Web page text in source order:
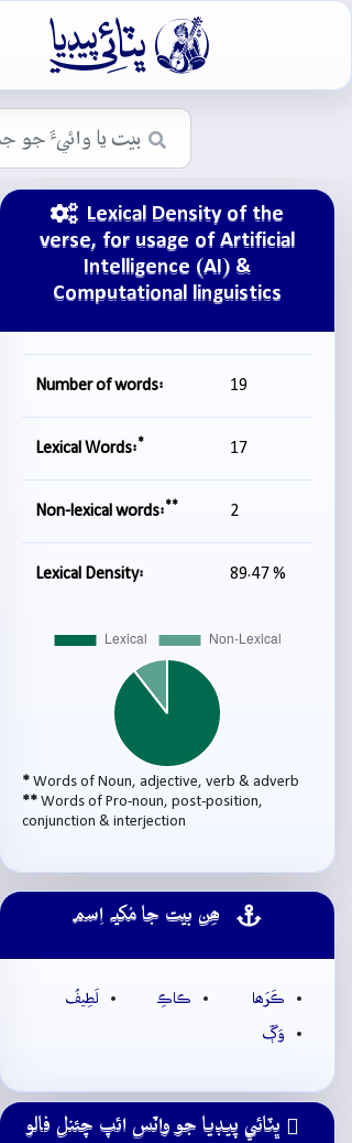

Lexical Density of the
verse, for usage of Artificial
Intelligence (AI) &
Computational linguistics
Number of words: 19
Lexical Words:* 17
Non-lexical words:** 2
Lexical Density: 89.47 %
* Words of Noun, adjective, verb & adverb
** Words of Pro-noun, post-position,
conjunction & interjection
ھِن بيت جا مُکيہ اِسم
ڪَرَھا ڪاڪِ
لَطِيفُ
وَڳَ
ڀٽائي پيڊيا جو واٽس ائپ چئنل فالو